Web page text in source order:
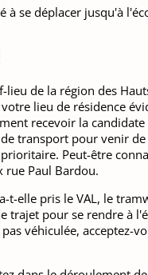
se déplacer jusqu'à
lieu de la région des
lieu de résidence
recevoir la
transport pour venir
Peut-être
rue Paul Bardou.
elle pris le VAL, le
pour se rendre à
véhiculée,